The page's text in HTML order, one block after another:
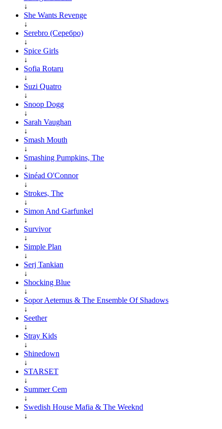
↓
She Wants Revenge
↓
Serebro (Серебро)
↓
Spice Girls
↓
Sofia Rotaru
↓
Suzi Quatro
↓
Snoop Dogg
↓
Sarah Vaughan
↓
Smash Mouth
↓
Smashing Pumpkins, The
↓
Sinéad O'Connor
↓
Strokes, The
↓
Simon And Garfunkel
↓
Survivor
↓
Simple Plan
↓
Serj Tankian
↓
Shocking Blue
↓
Sopor Aeternus & The Ensemble Of Shadows
↓
Seether
↓
Stray Kids
↓
Shinedown
↓
STARSET
↓
Summer Cem
↓
Swedish House Mafia & The Weeknd
↓